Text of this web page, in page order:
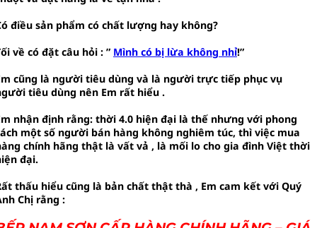
điều sản phẩm có chất lượng hay không?
về có đặt câu hỏi : ” Mình có bị lừa không nhỉ!”
cũng là người tiêu dùng và là người trực tiếp phục vụ
tiêu dùng nên Em rất hiểu .
nhận định rằng: thời 4.0 hiện đại là thế nhưng với phong
một số người bán hàng không nghiêm túc, thì việc mua
chính hãng thật là vất vả , là mối lo cho gia đình Việt thời
đại.
thấu hiểu cũng là bản chất thật thà , Em cam kết với Quý
Chị rằng :